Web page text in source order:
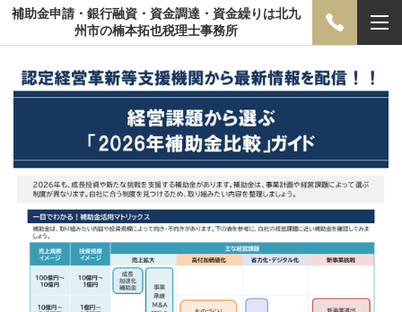
補助金申請・銀行融資・資金調達・資金繰りは北九
州市の楠本拓也税理士事務所